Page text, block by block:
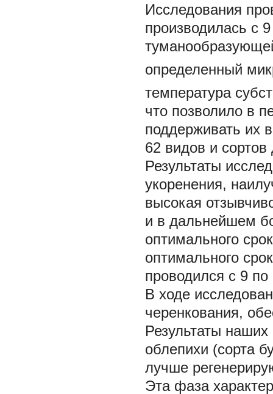
Исследования
производилась с
определенный
температура
что позволило в
поддерживать их
62 видов и
Результаты
укоренения,
высокая
и в дальнейшем
оптимального
оптимального
проводился с 9
В ходе
черенкования,
Результаты
облепихи (сорта
лучше
Эта фаза